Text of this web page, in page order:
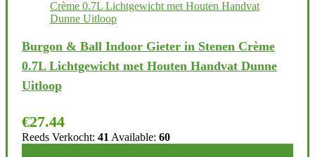
Burgon & Ball Indoor Gieter in Stenen Crème
0.7L Lichtgewicht met Houten Handvat Dunne
Uitloop
€27.44
Reeds Verkocht: 41 Available: 60